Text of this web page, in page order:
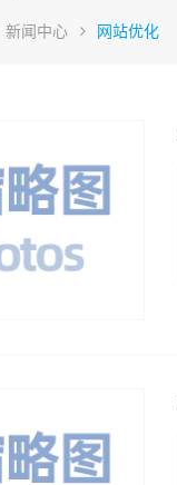
新闻中心 网站优化